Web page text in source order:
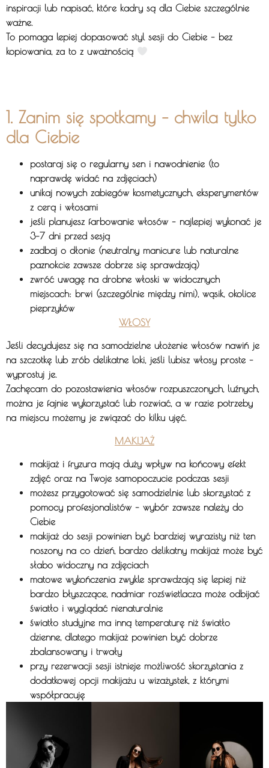
inspiracji lub napisać, które kadry są dla Ciebie szczególnie
ważne.
To pomaga lepiej dopasować styl sesji do Ciebie – bez
kopiowania, za to z uważnością
1. Zanim się spotkamy – chwila tylko
dla Ciebie
postaraj się o regularny sen i nawodnienie (to
naprawdę widać na zdjęciach)
unikaj nowych zabiegów kosmetycznych, eksperymentów
z cerą i włosami
jeśli planujesz farbowanie włosów – najlepiej wykonać je
3–7 dni przed sesją
zadbaj o dłonie (neutralny manicure lub naturalne
paznokcie zawsze dobrze się sprawdzają)
zwróć uwagę na drobne włoski w widocznych
miejscach: brwi (szczególnie między nimi), wąsik, okolice
pieprzyków
WŁOSY
Jeśli decydujesz się na samodzielne ułożenie włosów nawiń je
na szczotkę lub zrób delikatne loki, jeśli lubisz włosy proste –
wyprostuj je.
Zachęcam do pozostawienia włosów rozpuszczonych, luźnych,
można je fajnie wykorzystać lub rozwiać, a w razie potrzeby
na miejscu możemy je związać do kilku ujęć.
MAKIJAŻ
makijaż i fryzura mają duży wpływ na końcowy efekt
zdjęć oraz na Twoje samopoczucie podczas sesji
możesz przygotować się samodzielnie lub skorzystać z
pomocy profesjonalistów – wybór zawsze należy do
Ciebie
makijaż do sesji powinien być bardziej wyrazisty niż ten
noszony na co dzień, bardzo delikatny makijaż może być
słabo widoczny na zdjęciach
matowe wykończenia zwykle sprawdzają się lepiej niż
bardzo błyszczące, nadmiar rozświetlacza może odbijać
światło i wyglądać nienaturalnie
światło studyjne ma inną temperaturę niż światło
dzienne, dlatego makijaż powinien być dobrze
zbalansowany i trwały
przy rezerwacji sesji istnieje możliwość skorzystania z
dodatkowej opcji makijażu u wizażystek, z którymi
współpracuję